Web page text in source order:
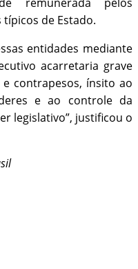
de Estado.
entidades mediante
acarretaria grave
contrapesos, ínsito ao
e ao controle da
legislativo”, justificou o